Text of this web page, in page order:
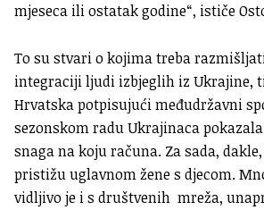
mjeseca ili ostatak godine“, ističe
To su stvari o kojima treba
integraciji ljudi izbjeglih iz Ukrajine,
Hrvatska potpisujući međudržavni
sezonskom radu Ukrajinaca
snaga na koju računa. Za sada,
pristižu uglavnom žene s djecom.
vidljivo je i s društvenih mreža,